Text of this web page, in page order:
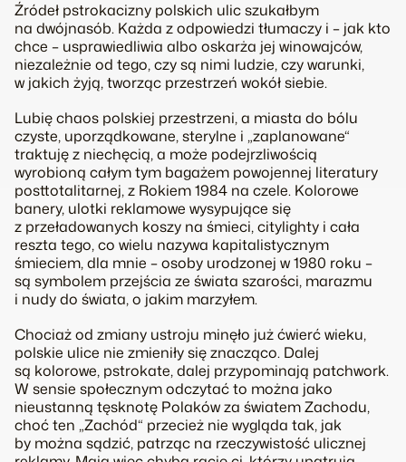
Źródeł pstrokacizny polskich ulic szukałbym
na dwójnasób. Każda z odpowiedzi tłumaczy i – jak kto
chce – usprawiedliwia albo oskarża jej winowajców,
niezależnie od tego, czy są nimi ludzie, czy warunki,
w jakich żyją, tworząc przestrzeń wokół siebie.
Lubię chaos polskiej przestrzeni, a miasta do bólu
czyste, uporządkowane, sterylne i „zaplanowane“
traktuję z niechęcią, a może podejrzliwością
wyrobioną całym tym bagażem powojennej literatury
posttotalitarnej, z Rokiem 1984 na czele. Kolorowe
banery, ulotki reklamowe wysypujące się
z przeładowanych koszy na śmieci, citylighty i cała
reszta tego, co wielu nazywa kapitalistycznym
śmieciem, dla mnie – osoby urodzonej w 1980 roku –
są symbolem przejścia ze świata szarości, marazmu
i nudy do świata, o jakim marzyłem.
Chociaż od zmiany ustroju minęło już ćwierć wieku,
polskie ulice nie zmieniły się znacząco. Dalej
są kolorowe, pstrokate, dalej przypominają patchwork.
W sensie społecznym odczytać to można jako
nieustanną tęsknotę Polaków za światem Zachodu,
choć ten „Zachód“ przecież nie wygląda tak, jak
by można sądzić, patrząc na rzeczywistość ulicznej